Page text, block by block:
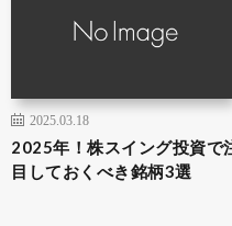
2025.03.18
2025年！株スイング投資で
目しておくべき銘柄3選